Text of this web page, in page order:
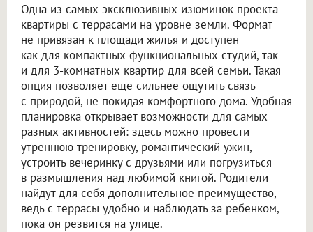
Одна из самых эксклюзивных изюминок проекта —
квартиры с террасами на уровне земли. Формат
не привязан к площади жилья и доступен
как для компактных функциональных студий, так
и для 3-комнатных квартир для всей семьи. Такая
опция позволяет еще сильнее ощутить связь
с природой, не покидая комфортного дома. Удобная
планировка открывает возможности для самых
разных активностей: здесь можно провести
утреннюю тренировку, романтический ужин,
устроить вечеринку с друзьями или погрузиться
в размышления над любимой книгой. Родители
найдут для себя дополнительное преимущество,
ведь с террасы удобно и наблюдать за ребенком,
пока он резвится на улице.